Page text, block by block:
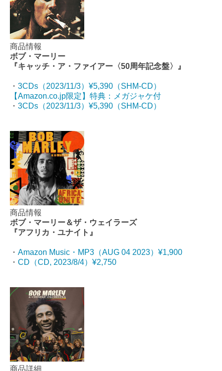
商品情報
ボブ・マーリー
『キャッチ・ア・ファイアー〈50周年記念盤〉』
・ 3CDs（2023/11/3）¥5,390（SHM-CD）
【Amazon.co.jp限定】特典：メガジャケ付
・ 3CDs（2023/11/3）¥5,390（SHM-CD）
商品情報
ボブ・マーリー＆ザ・ウェイラーズ
『アフリカ・ユナイト』
・ Amazon Music・MP3（AUG 04 2023）¥1,900
・ CD（CD, 2023/8/4）¥2,750
商品詳細